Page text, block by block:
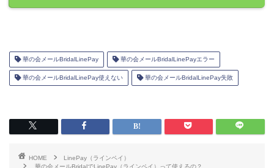
華の会メールBridalLinePay 華の会メールBridalLinePayエラー
華の会メールBridalLinePay使えない 華の会メールBridalLinePay失敗
HOME
LinePay（ラインペイ）
華の会メールBridalでLinePay（ラインペイ）って使えるの？